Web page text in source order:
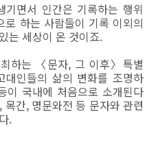
면서 인간은 기록하는 행위
하는 사람들이 기록 이외의
는 세상이 온 것이죠.
하는 〈문자, 그 이후〉특별
대인들의 삶의 변화를 조명하
이 국내에 처음으로 소개된다
간, 명문와전 등 문자와 관련
.